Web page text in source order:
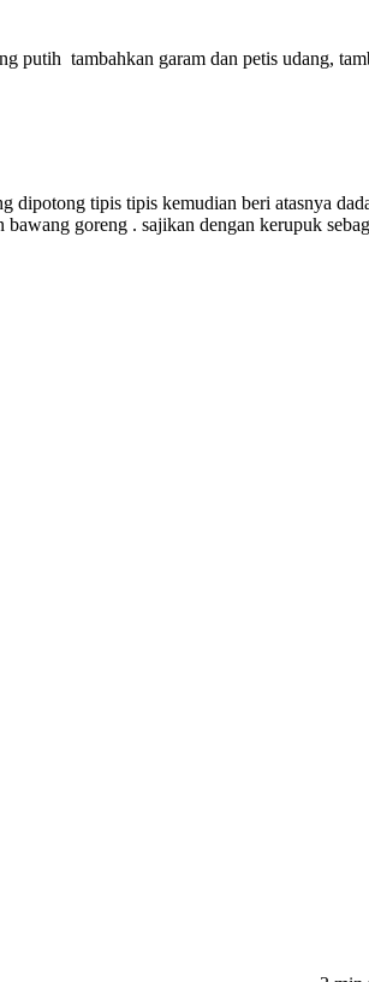
putih tambahkan garam dan petis udang,
dipotong tipis tipis kemudian beri atasnya
goreng . sajikan dengan kerupuk